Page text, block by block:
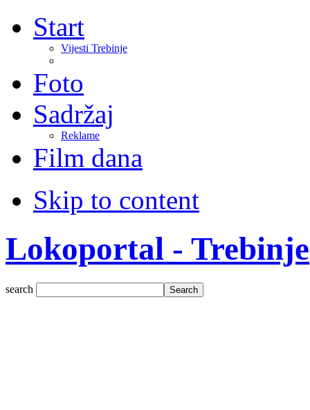
Start
Vijesti Trebinje
Foto
Sadržaj
Reklame
Film dana
Skip to content
Lokoportal - Trebinje
search